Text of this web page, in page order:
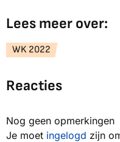
Lees meer over:
WK 2022
Reacties
Nog geen opmerkingen
Je moet ingelogd zijn